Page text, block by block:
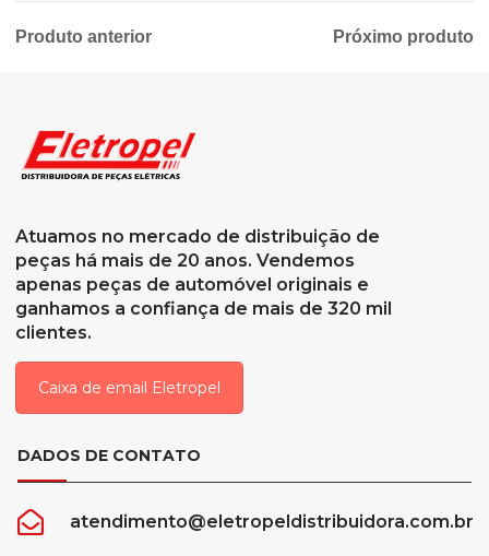
Produto anterior Próximo produto
Atuamos no mercado de distribuição de
peças há mais de 20 anos. Vendemos
apenas peças de automóvel originais e
ganhamos a confiança de mais de 320 mil
clientes.
Caixa de email Eletropel
DADOS DE CONTATO
atendimento@eletropeldistribuidora.com.br